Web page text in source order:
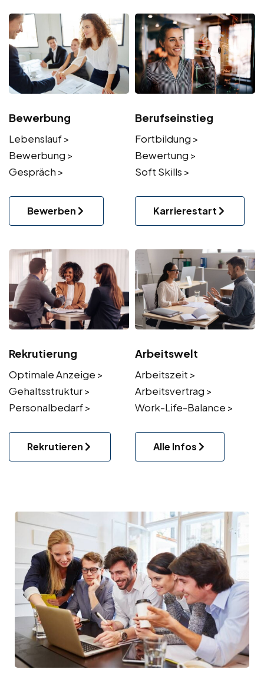
Bewerbung
Lebenslauf >
Bewerbung >
Gespräch >
Bewerben
Berufseinstieg
Fortbildung >
Bewertung >
Soft Skills >
Karrierestart
Rekrutierung
Optimale Anzeige >
Gehaltsstruktur >
Personalbedarf >
Rekrutieren
Arbeitswelt
Arbeitszeit >
Arbeitsvertrag >
Work-Life-Balance >
Alle Infos